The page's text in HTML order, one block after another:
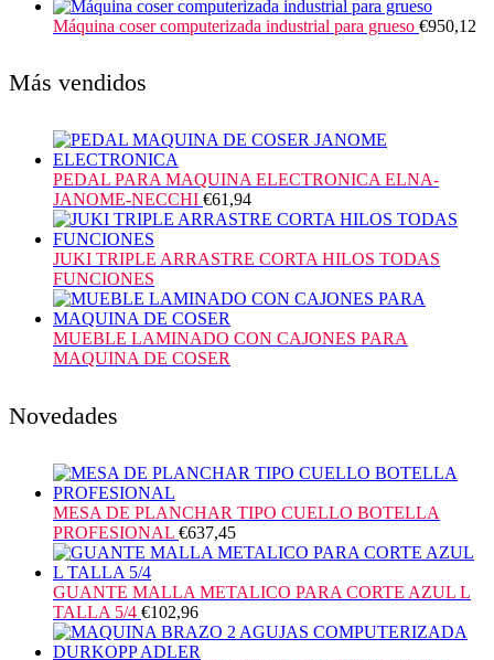
Máquina coser computerizada industrial para grueso €950,12
Más vendidos
PEDAL PARA MAQUINA ELECTRONICA ELNA-
JANOME-NECCHI €61,94
JUKI TRIPLE ARRASTRE CORTA HILOS TODAS
FUNCIONES
MUEBLE LAMINADO CON CAJONES PARA
MAQUINA DE COSER
Novedades
MESA DE PLANCHAR TIPO CUELLO BOTELLA
PROFESIONAL €637,45
GUANTE MALLA METALICO PARA CORTE AZUL L
TALLA 5/4 €102,96